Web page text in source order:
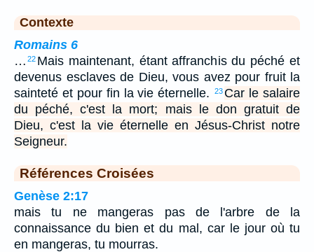
Contexte
Romains 6
… 22 Mais maintenant, étant affranchis du péché et
devenus esclaves de Dieu, vous avez pour fruit la
sainteté et pour fin la vie éternelle.
23 Car le salaire
du péché, c'est la mort; mais le don gratuit de
Dieu, c'est la vie éternelle en Jésus-Christ notre
Seigneur.
Références Croisées
Genèse 2:17
mais tu ne mangeras pas de l'arbre de la
connaissance du bien et du mal, car le jour où tu
en mangeras, tu mourras.